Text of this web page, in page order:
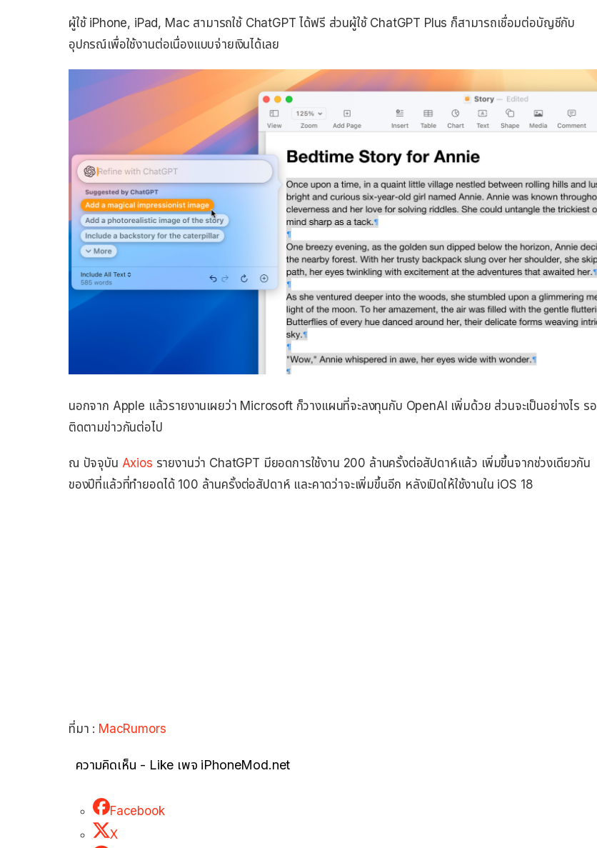
ผู้ใช้ iPhone, iPad, Mac สามารถใช้ ChatGPT ได้ฟรี ส่วนผู้ใช้ ChatGPT Plus ก็สามารถเชื่อมต่อบัญชีกับ
อุปกรณ์เพื่อใช้งานต่อเนื่องแบบจ่ายเงินได้เลย
นอกจาก Apple แล้วรายงานเผยว่า Microsoft ก็วางแผนที่จะลงทุนกับ OpenAI เพิ่มด้วย ส่วนจะเป็นอย่างไร รอ
ติดตามข่าวกันต่อไป
ณ ปัจจุบัน Axios รายงานว่า ChatGPT มียอดการใช้งาน 200 ล้านครั้งต่อสัปดาห์แล้ว เพิ่มขึ้นจากช่วงเดียวกัน
ของปีที่แล้วที่ทำยอดได้ 100 ล้านครั้งต่อสัปดาห์ และคาดว่าจะเพิ่มขึ้นอีก หลังเปิดให้ใช้งานใน iOS 18
ที่มา : MacRumors
ความคิดเห็น - Like เพจ iPhoneMod.net
Facebook
X